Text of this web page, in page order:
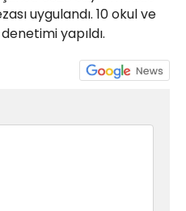
uygulandı. 10 okul ve
yapıldı.